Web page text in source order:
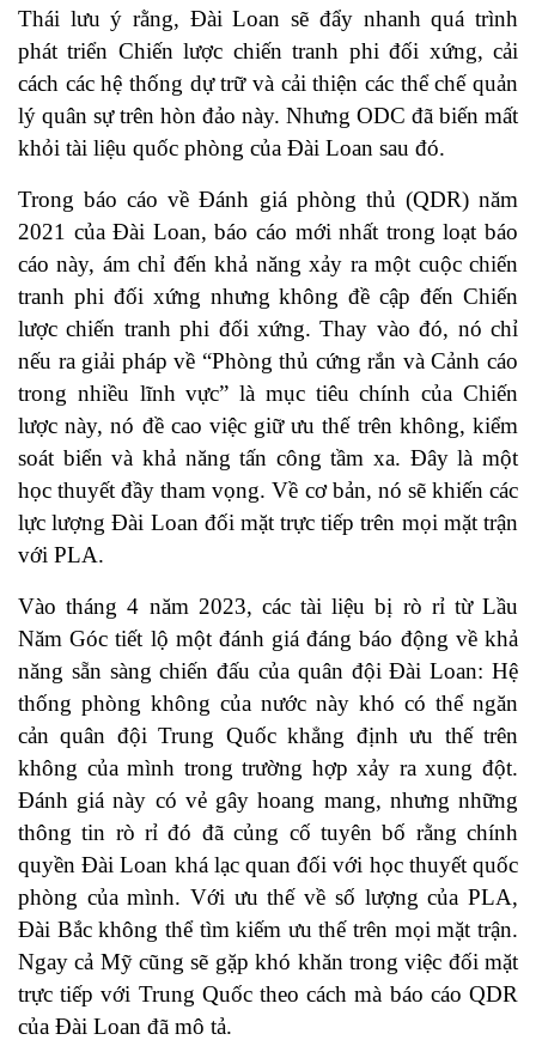
Thái lưu ý rằng, Đài Loan sẽ đẩy nhanh quá trình
phát triển Chiến lược chiến tranh phi đối xứng, cải
cách các hệ thống dự trữ và cải thiện các thể chế quản
lý quân sự trên hòn đảo này. Nhưng ODC đã biến mất
khỏi tài liệu quốc phòng của Đài Loan sau đó.
Trong báo cáo về Đánh giá phòng thủ (QDR) năm
2021 của Đài Loan, báo cáo mới nhất trong loạt báo
cáo này, ám chỉ đến khả năng xảy ra một cuộc chiến
tranh phi đối xứng nhưng không đề cập đến Chiến
lược chiến tranh phi đối xứng. Thay vào đó, nó chỉ
nếu ra giải pháp về “Phòng thủ cứng rắn và Cảnh cáo
trong nhiều lĩnh vực” là mục tiêu chính của Chiến
lược này, nó đề cao việc giữ ưu thế trên không, kiểm
soát biển và khả năng tấn công tầm xa. Đây là một
học thuyết đầy tham vọng. Về cơ bản, nó sẽ khiến các
lực lượng Đài Loan đối mặt trực tiếp trên mọi mặt trận
với PLA.
Vào tháng 4 năm 2023, các tài liệu bị rò rỉ từ Lầu
Năm Góc tiết lộ một đánh giá đáng báo động về khả
năng sẵn sàng chiến đấu của quân đội Đài Loan: Hệ
thống phòng không của nước này khó có thể ngăn
cản quân đội Trung Quốc khẳng định ưu thế trên
không của mình trong trường hợp xảy ra xung đột.
Đánh giá này có vẻ gây hoang mang, nhưng những
thông tin rò rỉ đó đã củng cố tuyên bố rằng chính
quyền Đài Loan khá lạc quan đối với học thuyết quốc
phòng của mình. Với ưu thế về số lượng của PLA,
Đài Bắc không thể tìm kiếm ưu thế trên mọi mặt trận.
Ngay cả Mỹ cũng sẽ gặp khó khăn trong việc đối mặt
trực tiếp với Trung Quốc theo cách mà báo cáo QDR
của Đài Loan đã mô tả.